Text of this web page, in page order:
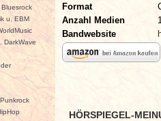
u. EBM
DarkWave
Format
Anzahl Medien
1
Bandwebsite
HÖRSPIEGEL-